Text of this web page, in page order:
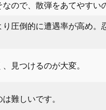
ので、散弾をあてやすい
圧倒的に遭遇率が高め。
見つけるのが大変。
難しいです。